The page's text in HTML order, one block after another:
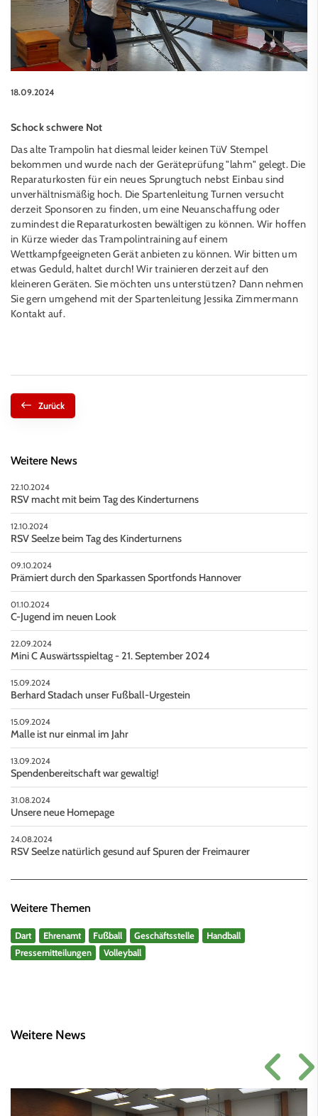
18.09.2024
Schock schwere Not
Das alte Trampolin hat diesmal leider keinen TüV Stempel
bekommen und wurde nach der Geräteprüfung "lahm" gelegt. Die
Reparaturkosten für ein neues Sprungtuch nebst Einbau sind
unverhältnismäßig hoch. Die Spartenleitung Turnen versucht
derzeit Sponsoren zu finden, um eine Neuanschaffung oder
zumindest die Reparaturkosten bewältigen zu können. Wir hoffen
in Kürze wieder das Trampolintraining auf einem
Wettkampfgeeigneten Gerät anbieten zu können. Wir bitten um
etwas Geduld, haltet durch! Wir trainieren derzeit auf den
kleineren Geräten. Sie möchten uns unterstützen? Dann nehmen
Sie gern umgehend mit der Spartenleitung Jessika Zimmermann
Kontakt auf.
Zurück
Weitere News
22.10.2024
RSV macht mit beim Tag des Kinderturnens
12.10.2024
RSV Seelze beim Tag des Kinderturnens
09.10.2024
Prämiert durch den Sparkassen Sportfonds Hannover
01.10.2024
C-Jugend im neuen Look
22.09.2024
Mini C Auswärtsspieltag - 21. September 2024
15.09.2024
Berhard Stadach unser Fußball-Urgestein
15.09.2024
Malle ist nur einmal im Jahr
13.09.2024
Spendenbereitschaft war gewaltig!
31.08.2024
Unsere neue Homepage
24.08.2024
RSV Seelze natürlich gesund auf Spuren der Freimaurer
Weitere Themen
Dart Ehrenamt Fußball Geschäftsstelle
Handball
Pressemitteilungen
Volleyball
Weitere News